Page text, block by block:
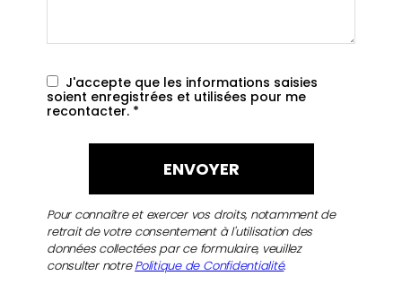
J'accepte que les informations saisies
soient enregistrées et utilisées pour me
recontacter. *
Pour connaître et exercer vos droits, notamment de
retrait de votre consentement à l'utilisation des
données collectées par ce formulaire, veuillez
consulter notrePolitique de Confidentialité.